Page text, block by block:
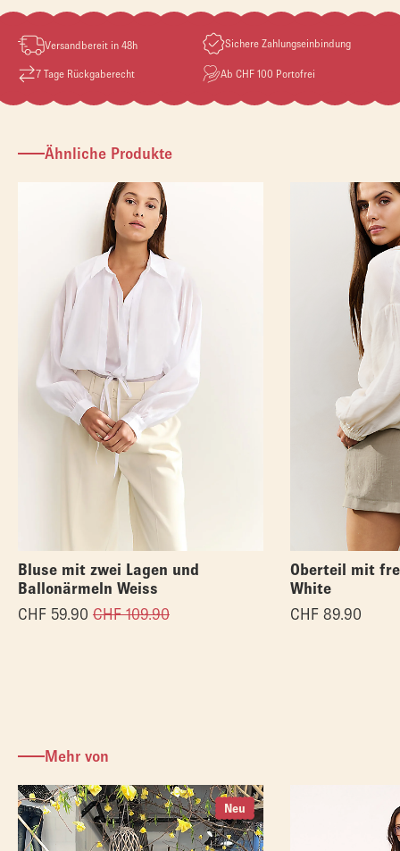
Versandbereit in 48h Sichere Zahlungseinbindung
7 Tage Rückgaberecht Ab CHF 100 Portofrei
Ähnliche Produkte
Bluse mit zwei Lagen und
Ballonärmeln Weiss
CHF109.90
CHF 59.90
Oberteil mit
White
CHF 89.90
Mehr von
Neu